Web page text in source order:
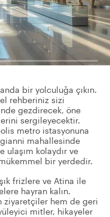
bir yolculuğa çıkın.
rehberiniz sizi
gezdirecek, öne
sergileyecektir.
metro istasyonuna
mahallesinde
ulaşım kolaydır ve
bir yerdedir.
frizlere ve Atina ile
hayran kalın.
ziyaretçiler hem de geri
mitler, hikayeler